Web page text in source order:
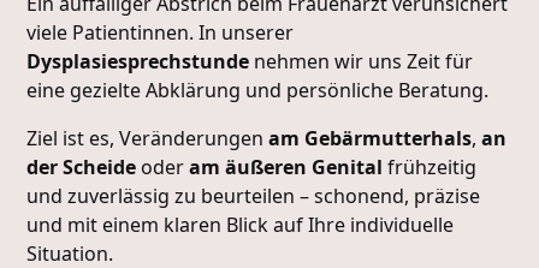
viele Patientinnen. In unserer
Dysplasiesprechstunde nehmen wir uns Zeit für
eine gezielte Abklärung und persönliche Beratung.
Ziel ist es, Veränderungenam Gebärmutterhals,an
der Scheideoderam äußeren Genital frühzeitig
und zuverlässig zu beurteilen – schonend, präzise
und mit einem klaren Blick auf Ihre individuelle
Situation.